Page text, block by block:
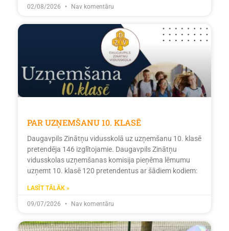
02/08/2026 Nav komentāru
PAR UZŅEMŠANU 10. KLASĒ
Daugavpils Zinātņu vidusskolā uz uzņemšanu 10. klasē
pretendēja 146 izglītojamie. Daugavpils Zinātņu
vidusskolas uzņemšanas komisija pieņēma lēmumu
uzņemt 10. klasē 120 pretendentus ar šādiem kodiem:
LASĪT TĀLĀK »
09/07/2026 Nav komentāru